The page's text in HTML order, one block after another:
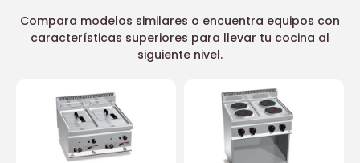
Compara modelos similares o encuentra equipos con
características superiores para llevar tu cocina al
siguiente nivel.